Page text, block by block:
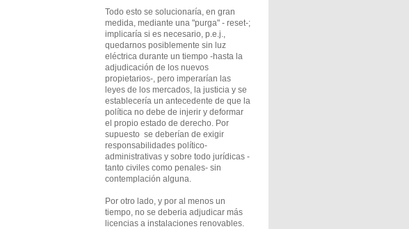
Todo esto se solucionaría, en gran
medida, mediante una "purga" - reset-;
implicaría si es necesario, p.e.j.,
quedarnos posiblemente sin luz
eléctrica durante un tiempo -hasta la
adjudicación de los nuevos
propietarios-, pero imperarían las
leyes de los mercados, la justicia y se
establecería un antecedente de que la
política no debe de injerir y deformar
el propio estado de derecho. Por
supuesto se deberían de exigir
responsabilidades político-
administrativas y sobre todo jurídicas -
tanto civiles como penales- sin
contemplación alguna.
Por otro lado, y por al menos un
tiempo, no se deberia adjudicar más
licencias a instalaciones renovables.